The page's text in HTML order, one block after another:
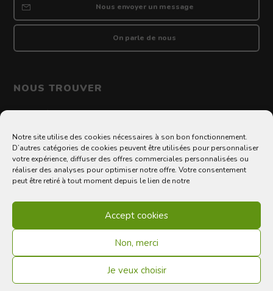
Notre site utilise des cookies nécessaires à son bon fonctionnement.
D’autres catégories de cookies peuvent être utilisées pour personnaliser
votre expérience, diffuser des offres commerciales personnalisées ou
réaliser des analyses pour optimiser notre offre. Votre consentement
peut être retiré à tout moment depuis le lien de notre
Accept cookies
Non, merci
Je veux choisir
Nous envoyer un message
On parle de nous
NOUS TROUVER
100 allée de Barcelone 31000 Toulouse
©2020 Le Kiwi des producteurs français
Menu Footer
Politique de confidentialité